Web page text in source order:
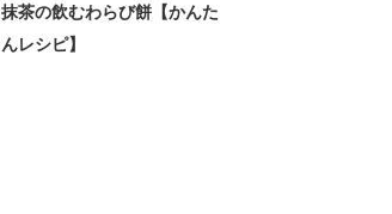
抹茶の飲むわらび餅【かんた
んレシピ】